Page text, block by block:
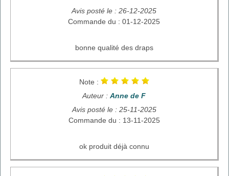
Avis posté le : 26-12-2025
Commande du : 01-12-2025
bonne qualité des draps
Note :
Auteur : Anne de F
Avis posté le : 25-11-2025
Commande du : 13-11-2025
ok produit déjà connu